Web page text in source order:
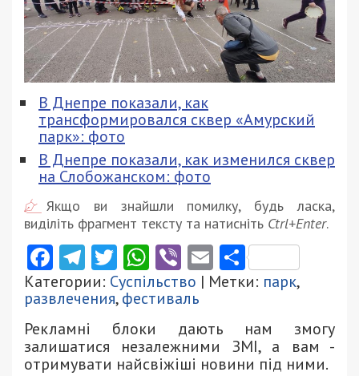
В Днепре показали, как
трансформировался сквер «Амурский
парк»: фото
В Днепре показали, как изменился сквер
на Слобожанском: фото
Якщо ви знайшли помилку, будь ласка,
виділіть фрагмент тексту та натисніть Ctrl+Enter.
Facebook
Telegram
Twitter
WhatsApp
ViberEmail
Категории: Суспільство | Метки: парк,
развлечения,фестиваль
Рекламні блоки дають нам змогу
залишатися незалежними ЗМІ, а вам -
отримувати найсвіжіші новини під ними.